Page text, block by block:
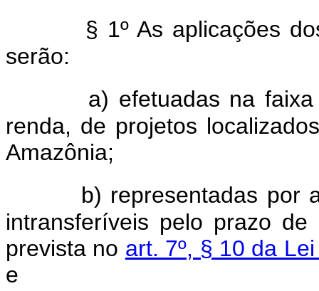
§ 1º As aplicações
serão:
a) efetuadas na
renda, de projetos
Amazônia;
b) representadas por
intransferíveis pelo prazo
prevista no art. 7º, § 10 da
e